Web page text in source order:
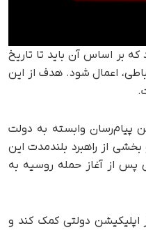
بر اساس آن باید تا تاریخ
اعمال شود. هدف از این
پیام‌رسان وابسته به دولت
از راهبرد بلندمدت این
پس از آغاز حمله روسیه به
اپلیکیشن دولتی کمک کند و